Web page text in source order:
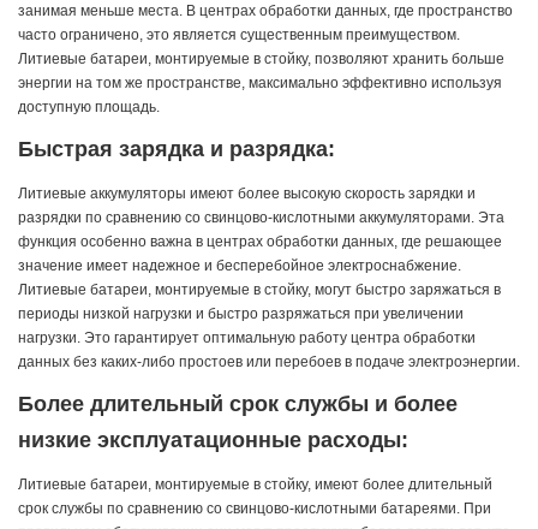
занимая меньше места. В центрах обработки данных, где пространство
часто ограничено, это является существенным преимуществом.
Литиевые батареи, монтируемые в стойку, позволяют хранить больше
энергии на том же пространстве, максимально эффективно используя
доступную площадь.
Быстрая зарядка и разрядка:
Литиевые аккумуляторы имеют более высокую скорость зарядки и
разрядки по сравнению со свинцово-кислотными аккумуляторами. Эта
функция особенно важна в центрах обработки данных, где решающее
значение имеет надежное и бесперебойное электроснабжение.
Литиевые батареи, монтируемые в стойку, могут быстро заряжаться в
периоды низкой нагрузки и быстро разряжаться при увеличении
нагрузки. Это гарантирует оптимальную работу центра обработки
данных без каких-либо простоев или перебоев в подаче электроэнергии.
Более длительный срок службы и более
низкие эксплуатационные расходы:
Литиевые батареи, монтируемые в стойку, имеют более длительный
срок службы по сравнению со свинцово-кислотными батареями. При